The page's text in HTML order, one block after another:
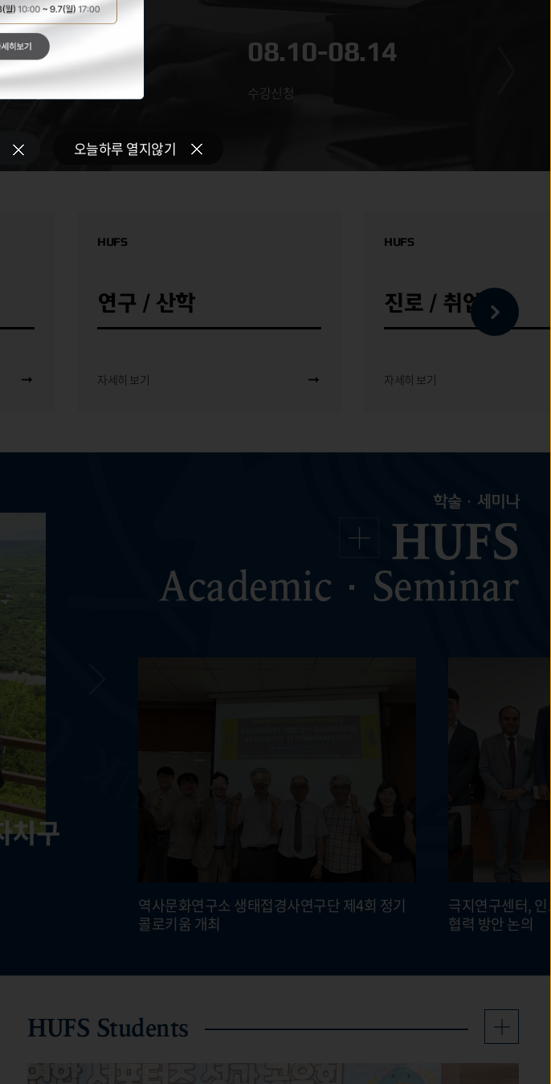
강신청
08.10-08.14
수강신청
HUFS
연구 / 산학
자세히 보기
HUFS
진로 / 취업
자세히 보기
학술·세미나
HUFS
Academic·Seminar
치구
방안
키움
워크숍 개최
역사문화연구소 생태접경사연구단 제4회 정기
콜로키움 개최
극지연구센터,
협력 방안 논의
HUFS Students
오늘하루 열지않기